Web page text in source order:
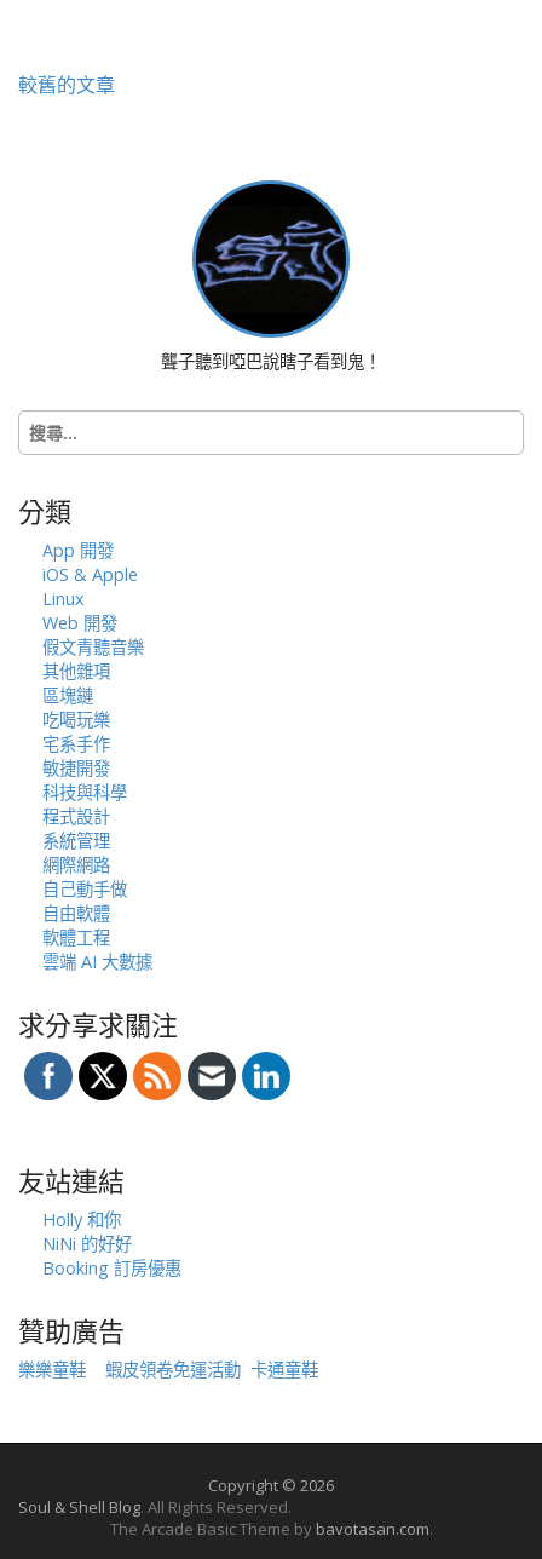
文
較舊的文章
聾子聽到啞巴說瞎子看到鬼！
搜
尋
字:
分類
App 開發
iOS & Apple
Linux
Web 開發
假文青聽音樂
其他雜項
區塊鏈
吃喝玩樂
宅系手作
敏捷開發
科技與科學
程式設計
系統管理
網際網路
自己動手做
自由軟體
軟體工程
雲端 AI 大數據
求分享求關注
友站連結
Holly 和你
NiNi 的好好
Booking 訂房優惠
贊助廣告
樂樂童鞋 蝦皮領卷免運活動 卡通童鞋
Copyright © 2026
Soul & Shell Blog. All Rights Reserved.
The Arcade Basic Theme by bavotasan.com.